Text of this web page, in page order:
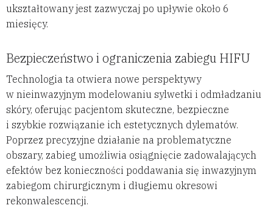
ukształtowany jest zazwyczaj po upływie około 6
miesięcy.
Bezpieczeństwo i ograniczenia zabiegu HIFU
Technologia ta otwiera nowe perspektywy
w nieinwazyjnym modelowaniu sylwetki i odmładzaniu
skóry, oferując pacjentom skuteczne, bezpieczne
i szybkie rozwiązanie ich estetycznych dylematów.
Poprzez precyzyjne działanie na problematyczne
obszary, zabieg umożliwia osiągnięcie zadowalających
efektów bez konieczności poddawania się inwazyjnym
zabiegom chirurgicznym i długiemu okresowi
rekonwalescencji.